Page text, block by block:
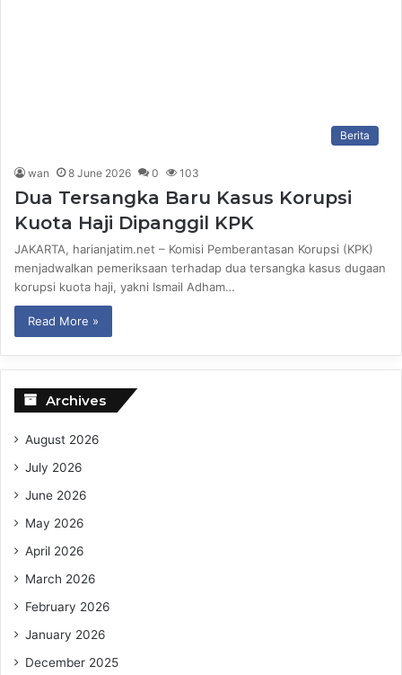
Berita
wan 8 June 2026 0 103
Dua Tersangka Baru Kasus Korupsi
Kuota Haji Dipanggil KPK
JAKARTA, harianjatim.net – Komisi Pemberantasan Korupsi (KPK)
menjadwalkan pemeriksaan terhadap dua tersangka kasus dugaan
korupsi kuota haji, yakni Ismail Adham…
Read More »
Archives
August 2026
July 2026
June 2026
May 2026
April 2026
March 2026
February 2026
January 2026
December 2025